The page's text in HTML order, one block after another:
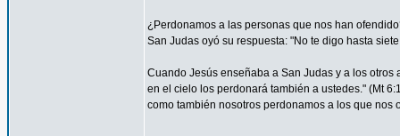
¿Perdonamos a las personas que nos han
San Judas oyó su respuesta: "No te digo hasta
Cuando Jesús enseñaba a San Judas y a los
en el cielo los perdonará también a ustedes." (Mt
como también nosotros perdonamos a los que nos